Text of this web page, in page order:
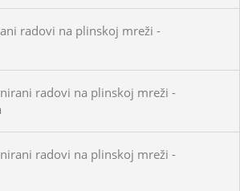
radovi na plinskoj mreži -
radovi na plinskoj mreži -
radovi na plinskoj mreži -